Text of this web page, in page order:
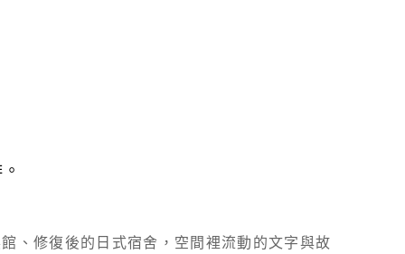
、修復後的日式宿舍，空間裡流動的文字與故